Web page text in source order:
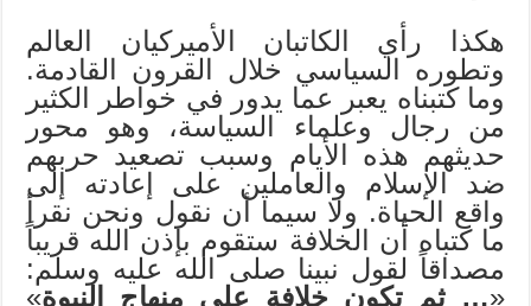
هكذا رأي الكاتبان الأميركيان العالم
وتطوره السياسي خلال القرون القادمة.
وما كتبناه يعبر عما يدور في خواطر الكثير
من رجال وعلماء السياسة، وهو محور
حديثهم هذه الأيام وسبب تصعيد حربهم
ضد الإسلام والعاملين على إعادته إلى
واقع الحياة. ولا سيما أن نقول ونحن نقرأ
ما كتباه أن الخلافة ستقوم بإذن الله قريباً
مصداقاً لقول نبينا صلى الله عليه وسلم:
«
… ثم تكون خلافة على منهاج النبوة»